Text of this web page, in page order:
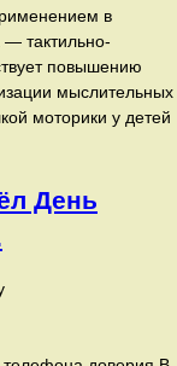
в
— тактильно-
повышению
мыслительных
моторики у детей
День